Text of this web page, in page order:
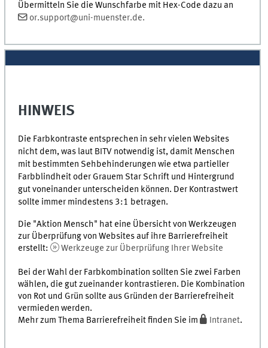
Übermitteln Sie die Wunschfarbe mit Hex-Code dazu an
or.support@uni-muenster.de.
HINWEIS
Die Farbkontraste entsprechen in sehr vielen Websites
nicht dem, was laut BITV notwendig ist, damit Menschen
mit bestimmten Sehbehinderungen wie etwa partieller
Farbblindheit oder Grauem Star Schrift und Hintergrund
gut voneinander unterscheiden können. Der Kontrastwert
sollte immer mindestens 3:1 betragen.
Die "Aktion Mensch" hat eine Übersicht von Werkzeugen
zur Überprüfung von Websites auf ihre Barrierefreiheit
erstellt:
Werkzeuge zur Überprüfung Ihrer Website
Bei der Wahl der Farbkombination sollten Sie zwei Farben
wählen, die gut zueinander kontrastieren. Die Kombination
von Rot und Grün sollte aus Gründen der Barrierefreiheit
vermieden werden.
Mehr zum Thema Barrierefreiheit finden Sie im
Intranet.